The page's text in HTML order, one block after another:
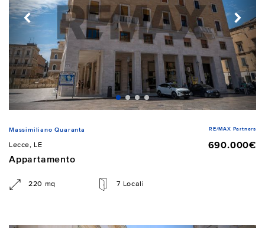
Massimiliano Quaranta RE/MAX Partners
Lecce, LE
690.000€
Appartamento
220 mq 7 Locali